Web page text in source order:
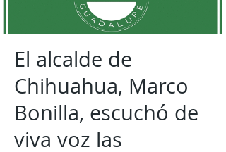
El alcalde de
Chihuahua, Marco
Bonilla, escuchó de
viva voz las